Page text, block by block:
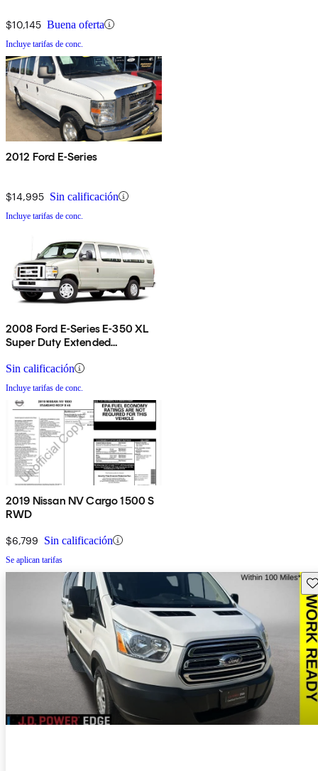
$10,145 Buena oferta
Incluye tarifas de conc.
2012 Ford E-Series
$14,995 Sin calificación
Incluye tarifas de conc.
2008 Ford E-Series E-350 XL
Super Duty Extended
Sin calificación
Incluye tarifas de conc.
2019 Nissan NV Cargo 1500 S
RWD
$6,799 Sin calificación
Se aplican tarifas